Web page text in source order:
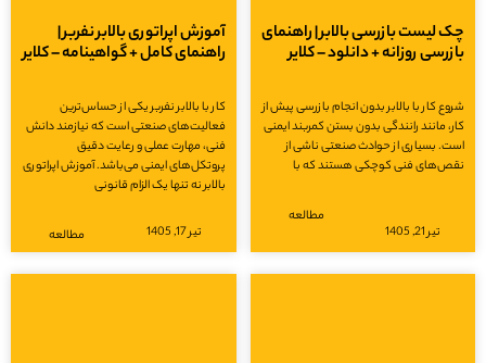
لیست بازرسی بالابر | راهنمای
روزانه + دانلود – کلایر
کار با بالابر بدون انجام بازرسی پیش از
مانند رانندگی بدون بستن کمربند ایمنی
بسیاری از حوادث صنعتی ناشی از
فنی کوچکی هستند که با
مطالعه
آموزش اپراتوری بالابر نفربر |
راهنمای کامل + گواهینامه – کلایر
کار با بالابر نفربر یکی از حساس‌ترین
فعالیت‌های صنعتی است که نیازمند دانش
فنی، مهارت عملی و رعایت دقیق
پروتکل‌های ایمنی می‌باشد. آموزش اپراتوری
بالابر نه تنها یک الزام قانونی
مطالعه